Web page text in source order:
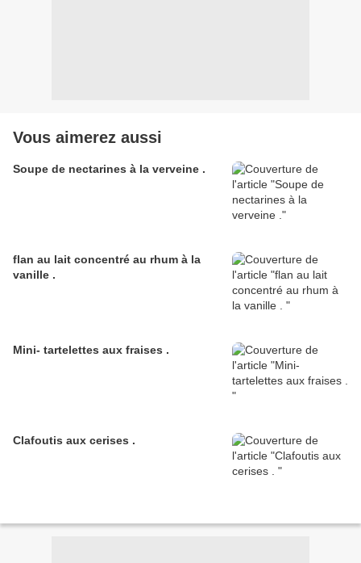
Vous aimerez aussi
Soupe de nectarines à la verveine .
flan au lait concentré au rhum à la
vanille .
Mini- tartelettes aux fraises .
Clafoutis aux cerises .